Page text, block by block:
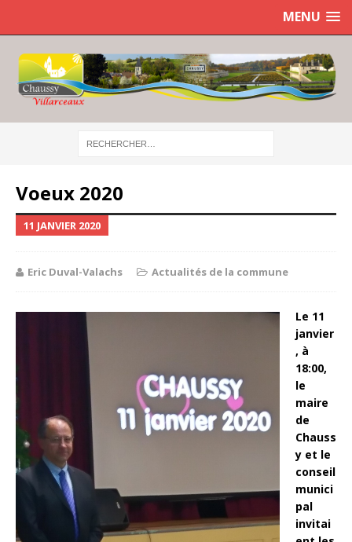
MENU
Voeux 2020
11 JANVIER 2020
Eric Duval-Valachs Actualités de la commune
Le 11
janvier
, à
18:00,
le
maire
de
Chauss
y et le
conseil
munici
pal
invitai